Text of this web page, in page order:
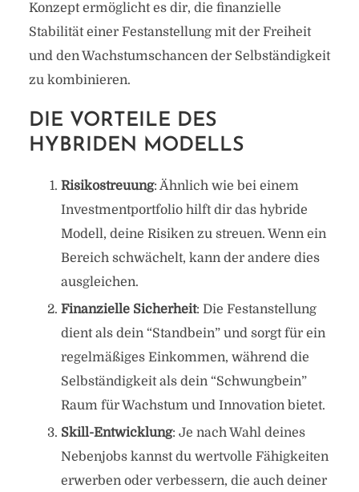
Konzept ermöglicht es dir, die finanzielle
Stabilität einer Festanstellung mit der Freiheit
und den Wachstumschancen der Selbständigkeit
zu kombinieren.
DIE VORTEILE DES
HYBRIDEN MODELLS
Risikostreuung: Ähnlich wie bei einem
Investmentportfolio hilft dir das hybride
Modell, deine Risiken zu streuen. Wenn ein
Bereich schwächelt, kann der andere dies
ausgleichen.
Finanzielle Sicherheit: Die Festanstellung
dient als dein “Standbein” und sorgt für ein
regelmäßiges Einkommen, während die
Selbständigkeit als dein “Schwungbein”
Raum für Wachstum und Innovation bietet.
Skill-Entwicklung: Je nach Wahl deines
Nebenjobs kannst du wertvolle Fähigkeiten
erwerben oder verbessern, die auch deiner